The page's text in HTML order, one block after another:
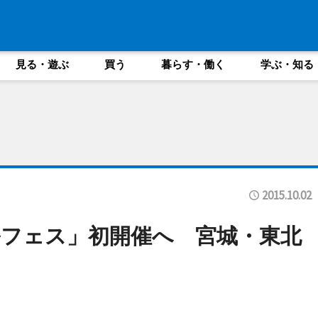
見る・遊ぶ 買う 暮らす・働く 学ぶ・知る
2015.10.02
ェス」初開催へ 宮城・東北